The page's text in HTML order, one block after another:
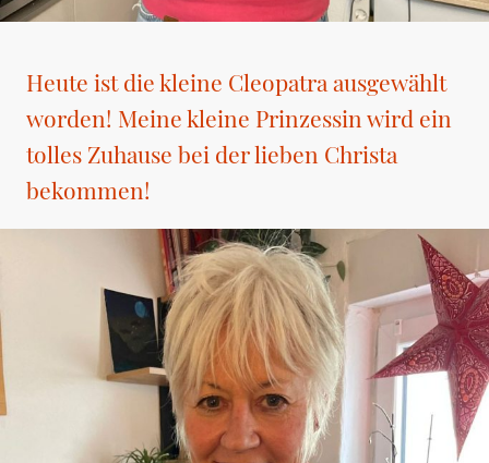
Heute ist die kleine Cleopatra ausgewählt
worden! Meine kleine Prinzessin wird ein
tolles Zuhause bei der lieben Christa
bekommen!